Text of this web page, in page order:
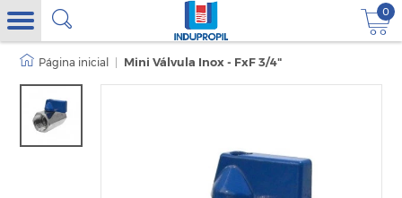
0
Mini Válvula Inox - FxF 3/4"